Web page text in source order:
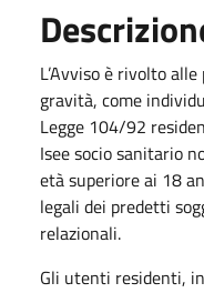
L’Avviso è rivolto
gravità, come
Legge 104/92
Isee socio sanitario
età superiore ai 18
legali dei predetti
relazionali.
Gli utenti residenti,